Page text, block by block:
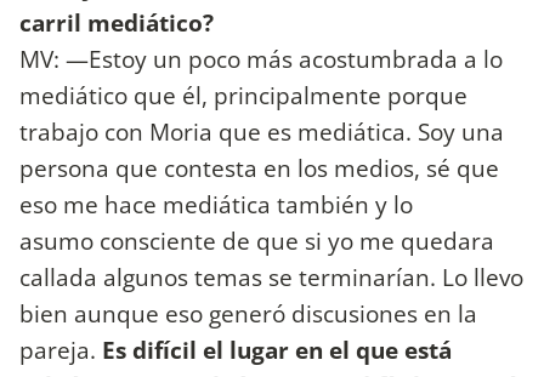
carril mediático?
MV: —Estoy un poco más acostumbrada a lo
mediático que él, principalmente porque
trabajo con Moria que es mediática. Soy una
persona que contesta en los medios, sé que
eso me hace mediática también y lo
asumo consciente de que si yo me quedara
callada algunos temas se terminarían. Lo llevo
bien aunque eso generó discusiones en la
pareja. Es difícil el lugar en el que está